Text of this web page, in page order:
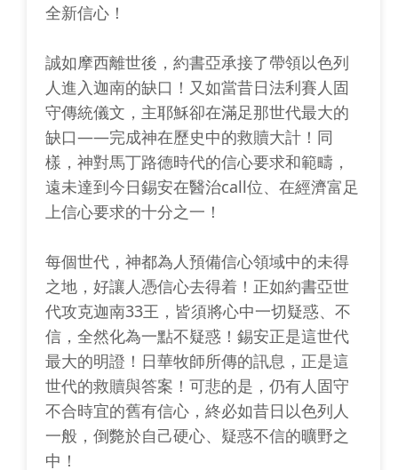
全新信心！
誠如摩西離世後，約書亞承接了帶領以色列
人進入迦南的缺口！又如當昔日法利賽人固
守傳統儀文，主耶穌卻在滿足那世代最大的
缺口——完成神在歷史中的救贖大計！同
樣，神對馬丁路德時代的信心要求和範疇，
遠未達到今日錫安在醫治call位、在經濟富足
上信心要求的十分之一！
每個世代，神都為人預備信心領域中的未得
之地，好讓人憑信心去得着！正如約書亞世
代攻克迦南33王，皆須將心中一切疑惑、不
信，全然化為一點不疑惑！錫安正是這世代
最大的明證！日華牧師所傳的訊息，正是這
世代的救贖與答案！可悲的是，仍有人固守
不合時宜的舊有信心，終必如昔日以色列人
一般，倒斃於自己硬心、疑惑不信的曠野之
中！